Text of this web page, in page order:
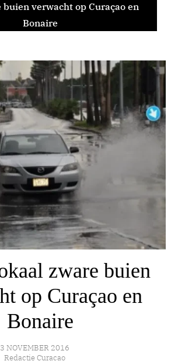
buien verwacht op Curaçao en
Bonaire
zware buien
op Curaçao en
Bonaire
3 NOVEMBER 2016
Redactie Curacao